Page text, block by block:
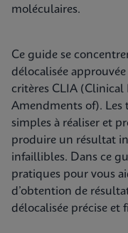
moléculaires.
Ce guide se
délocalisée
critères CLIA
Amendments of). Les
simples à réaliser et
produire un résultat
infaillibles. Dans ce
pratiques pour vous
d’obtention de
délocalisée précise et